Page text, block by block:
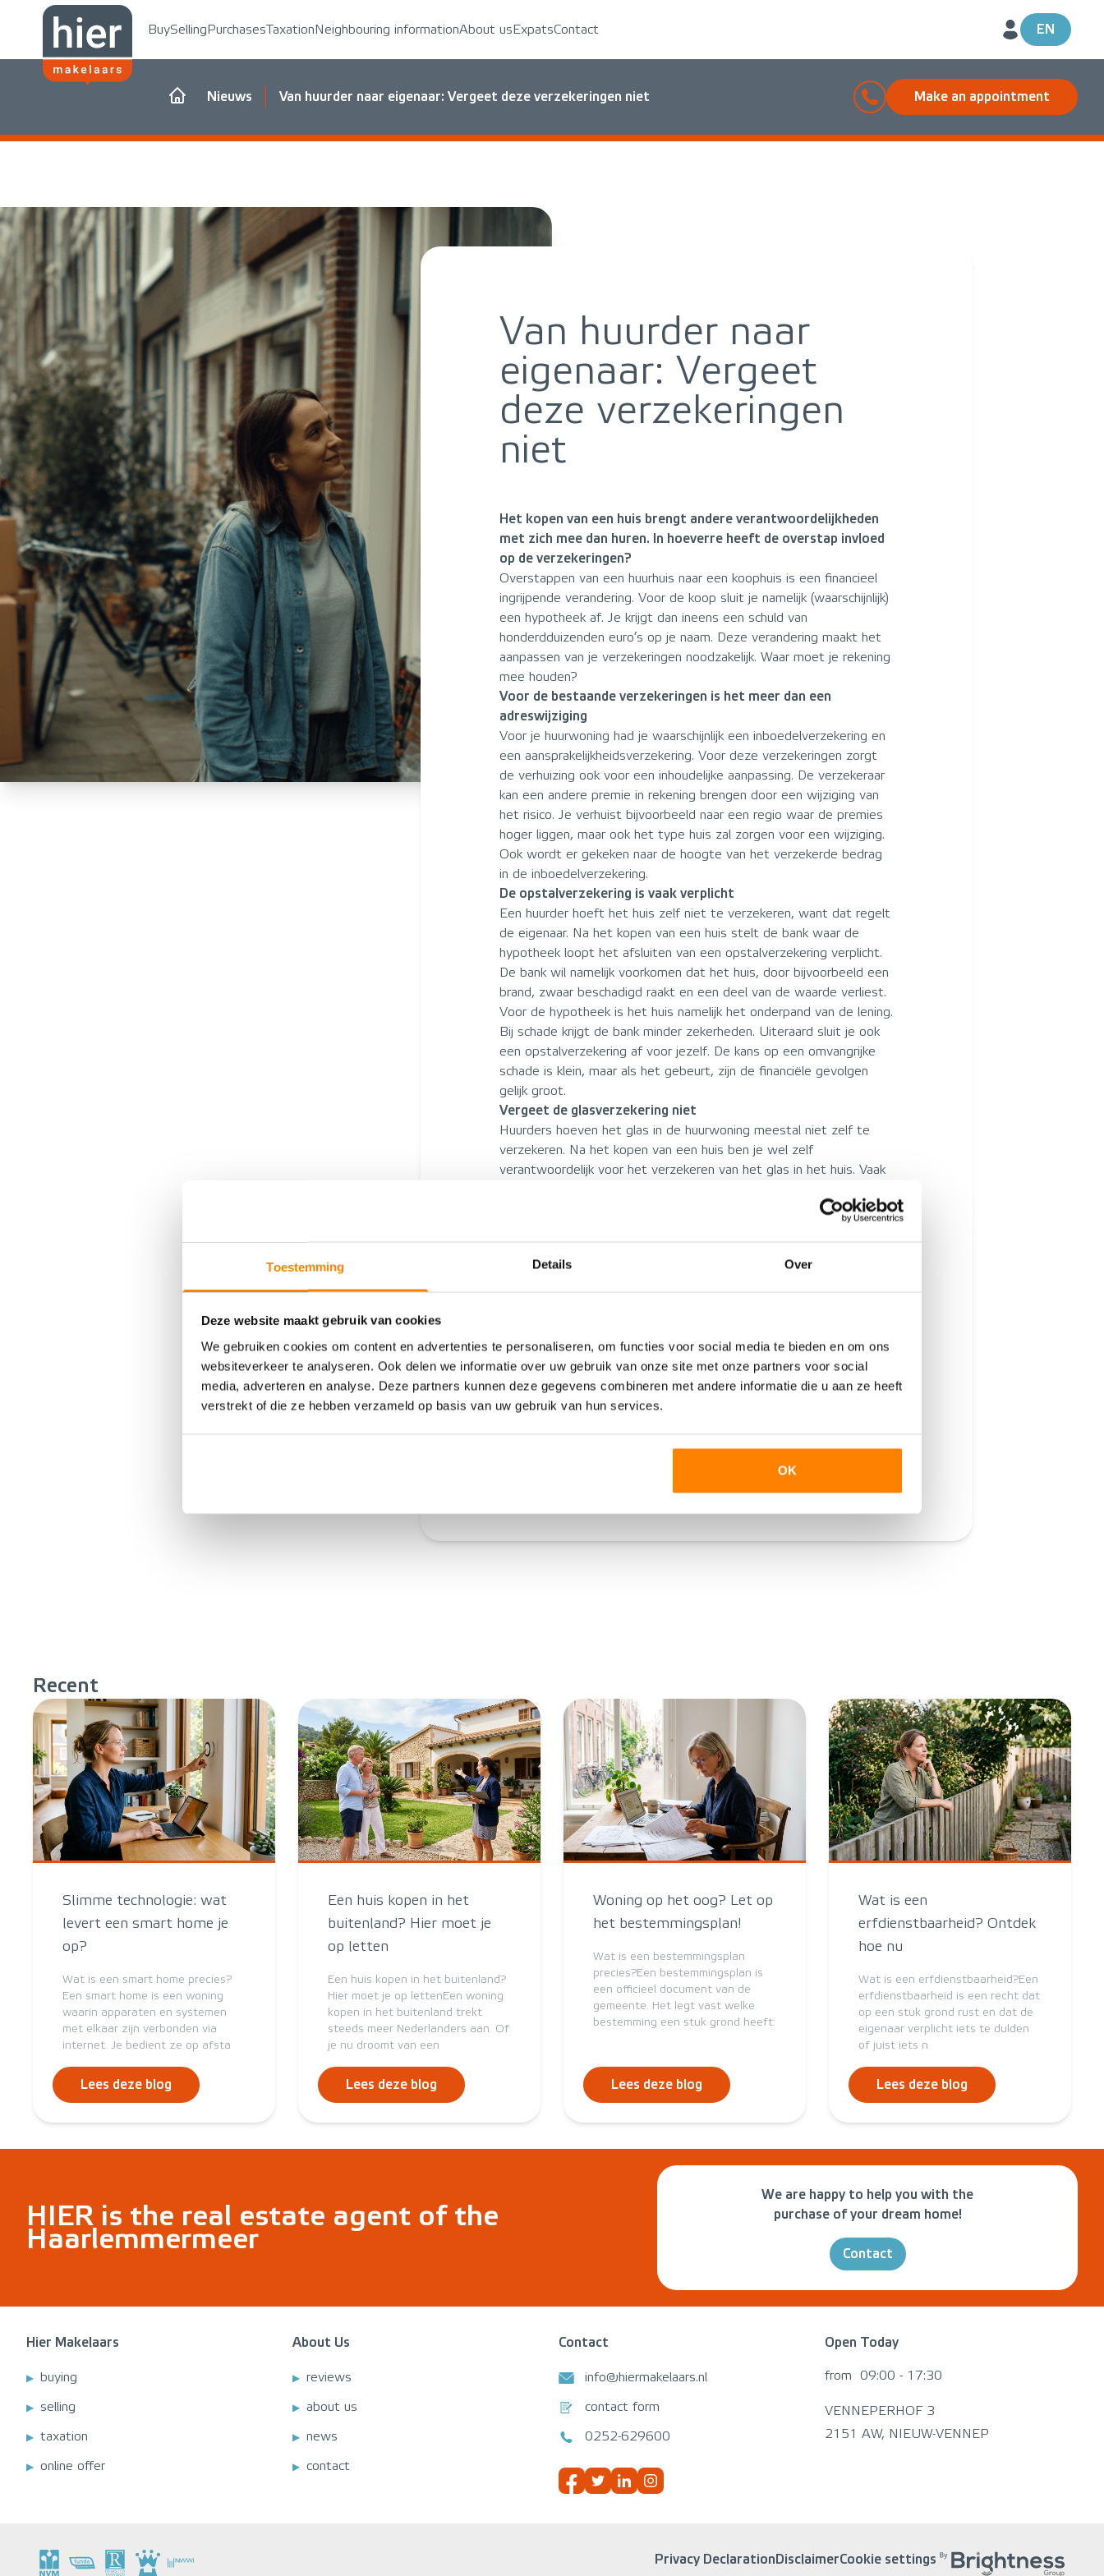
Toestemming Details Over
Deze website maakt gebruik van cookies
We gebruiken cookies om content en advertenties te personaliseren, om functies voor social media te bieden en om ons
websiteverkeer te analyseren. Ook delen we informatie over uw gebruik van onze site met onze partners voor social
media, adverteren en analyse. Deze partners kunnen deze gegevens combineren met andere informatie die u aan ze heeft
verstrekt of die ze hebben verzameld op basis van uw gebruik van hun services.
OK
Buy SellingPurchasesTaxation Neighbouring information About usExpatsContact EN
Nieuws Van huurder naar eigenaar: Vergeet deze verzekeringen niet Make an appointment
Van huurder naar
eigenaar: Vergeet
deze verzekeringen
niet
Het kopen van een huis brengt andere verantwoordelijkheden
met zich mee dan huren. In hoeverre heeft de overstap invloed
op de verzekeringen?
Overstappen van een huurhuis naar een koophuis is een financieel
ingrijpende verandering. Voor de koop sluit je namelijk (waarschijnlijk)
een hypotheek af. Je krijgt dan ineens een schuld van
honderdduizenden euro’s op je naam. Deze verandering maakt het
aanpassen van je verzekeringen noodzakelijk. Waar moet je rekening
mee houden?
Voor de bestaande verzekeringen is het meer dan een
adreswijziging
Voor je huurwoning had je waarschijnlijk een inboedelverzekering en
een aansprakelijkheidsverzekering. Voor deze verzekeringen zorgt
de verhuizing ook voor een inhoudelijke aanpassing. De verzekeraar
kan een andere premie in rekening brengen door een wijziging van
het risico. Je verhuist bijvoorbeeld naar een regio waar de premies
hoger liggen, maar ook het type huis zal zorgen voor een wijziging.
Ook wordt er gekeken naar de hoogte van het verzekerde bedrag
in de inboedelverzekering.
De opstalverzekering is vaak verplicht
Een huurder hoeft het huis zelf niet te verzekeren, want dat regelt
de eigenaar. Na het kopen van een huis stelt de bank waar de
hypotheek loopt het afsluiten van een opstalverzekering verplicht.
De bank wil namelijk voorkomen dat het huis, door bijvoorbeeld een
brand, zwaar beschadigd raakt en een deel van de waarde verliest.
Voor de hypotheek is het huis namelijk het onderpand van de lening.
Bij schade krijgt de bank minder zekerheden. Uiteraard sluit je ook
een opstalverzekering af voor jezelf. De kans op een omvangrijke
schade is klein, maar als het gebeurt, zijn de financiële gevolgen
gelijk groot.
Vergeet de glasverzekering niet
Huurders hoeven het glas in de huurwoning meestal niet zelf te
verzekeren. Na het kopen van een huis ben je wel zelf
verantwoordelijk voor het verzekeren van het glas in het huis. Vaak
verzekering wel af, want een ruitbreuk kan je eenvoudig overkomen
Een overlijdensrisicoverzekering afsluiten voor de
een van de eigenaren, moeten de achterblijvers wel in staat zijn om
de maandlasten op te brengen. De hypotheeklasten zijn
waarschijnlijk gebaseerd op twee inkomens, dus zal er bij een
overlijden een financieel hiaat ontstaan. Dit probleem kun je
keert eenmalig een bedrag uit waarmee de hypotheek deels
Recent
Slimme technologie: wat
levert een smart home je
op?
Wat is een smart home precies?
Een smart home is een woning
waarin apparaten en systemen
met elkaar zijn verbonden via
internet. Je bedient ze op afsta
Lees deze blog
Een huis kopen in het
buitenland? Hier moet je
op letten
Een huis kopen in het buitenland?
Hier moet je op lettenEen woning
kopen in het buitenland trekt
steeds meer Nederlanders aan. Of
je nu droomt van een
Lees deze blog
Woning op het oog? Let op
het bestemmingsplan!
Wat is een bestemmingsplan
precies?Een bestemmingsplan is
een officieel document van de
gemeente. Het legt vast welke
bestemming een stuk grond heeft:
Lees deze blog
Wat is een
erfdienstbaarheid? Ontdek
hoe nu
Wat is een erfdienstbaarheid?Een
erfdienstbaarheid is een recht dat
op een stuk grond rust en dat de
eigenaar verplicht iets te dulden
of juist iets n
Lees deze blog
HIER is the real estate agent of the
Haarlemmermeer
We are happy to help you with the
purchase of your dream home!
Contact
Hier Makelaars
buying
selling
taxation
online offer
About Us
reviews
about us
news
contact
Contact
info@hiermakelaars.nl
contact form
0252-629600
Open Today
from 09:00 - 17:30
VENNEPERHOF 3
2151 AW, NIEUW-VENNEP
Privacy Declaration DisclaimerCookie settings